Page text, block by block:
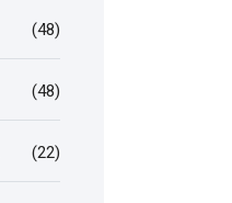
(48)
(48)
(22)